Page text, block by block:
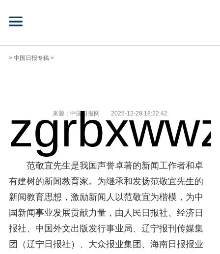
> 中国日报专稿 >
来源：中国日报网 2025-12-28 18:22:42
范敬宜先生是我国声誉卓著的新闻工作者和卓
有建树的新闻教育家。为继承和发扬范敬宜先生的
新闻教育思想，激励新闻人以范敬宜为楷模，为中
国新闻事业发展贡献力量，由人民日报社、经济日
报社、中国外文出版发行事业局、辽宁报刊传媒集
团（辽宁日报社）、大众报业集团、海南日报报业